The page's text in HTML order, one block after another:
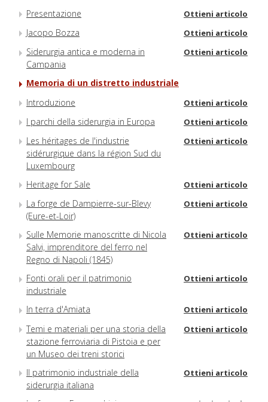
Presentazione Ottieni articolo
Jacopo Bozza Ottieni articolo
Siderurgia antica e moderna in
Campania
Ottieni articolo
Memoria di un distretto industriale
Introduzione
Ottieni articolo
I parchi della siderurgia in Europa Ottieni articolo
Les héritages de l'industrie
sidérurgique dans la région Sud du
Luxembourg
Ottieni articolo
Heritage for Sale Ottieni articolo
La forge de Dampierre-sur-Blevy
(Eure-et-Loir)
Ottieni articolo
Sulle Memorie manoscritte di Nicola
Salvi, imprenditore del ferro nel
Regno di Napoli (1845)
Ottieni articolo
Fonti orali per il patrimonio
industriale
Ottieni articolo
In terra d'Amiata Ottieni articolo
Temi e materiali per una storia della
stazione ferroviaria di Pistoia e per
un Museo dei treni storici
Ottieni articolo
Il patrimonio industriale della
siderurgia italiana
Ottieni articolo